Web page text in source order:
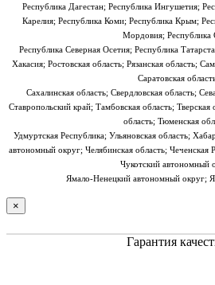
Республика Дагестан; Республика Ингушетия;
Карелия; Республика Коми; Республика Крым;
Мордовия; Республика
Республика Северная Осетия; Республика
Хакасия; Ростовская область; Рязанская область;
Саратовская
Сахалинская область; Свердловская область;
Ставропольский край; Тамбовская область; Тверская
область; Тюменская
Удмуртская Республика; Ульяновская область;
автономный округ; Челябинская область; Чеченская
Чукотский автономный
Ямало-Ненецкий автономный округ;
×
Гарантия